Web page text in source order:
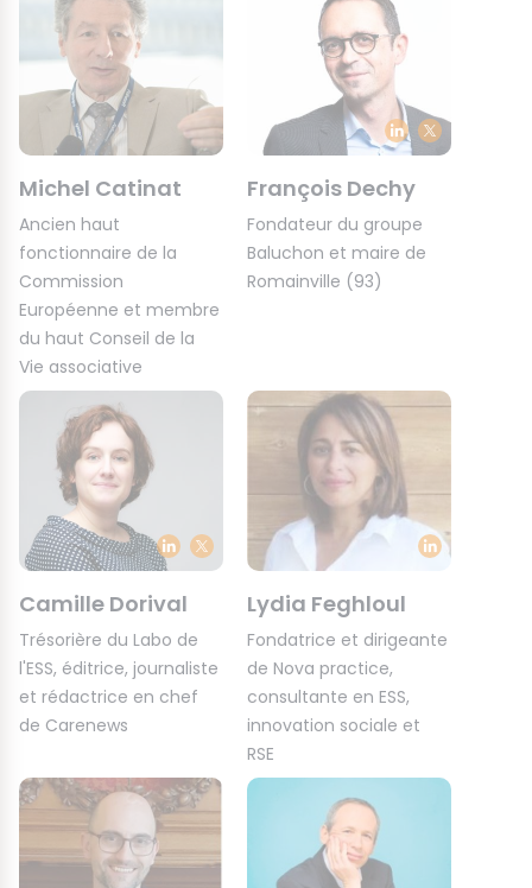
Michel Catinat
Ancien haut
fonctionnaire de la
Commission
Européenne et membre
du haut Conseil de la
Vie associative
François Dechy
Fondateur du groupe
Baluchon et maire de
Romainville (93)
Camille Dorival
Trésorière du Labo de
l'ESS, éditrice, journaliste
et rédactrice en chef
de Carenews
Lydia Feghloul
Fondatrice et dirigeante
de Nova practice,
consultante en ESS,
innovation sociale et
RSE